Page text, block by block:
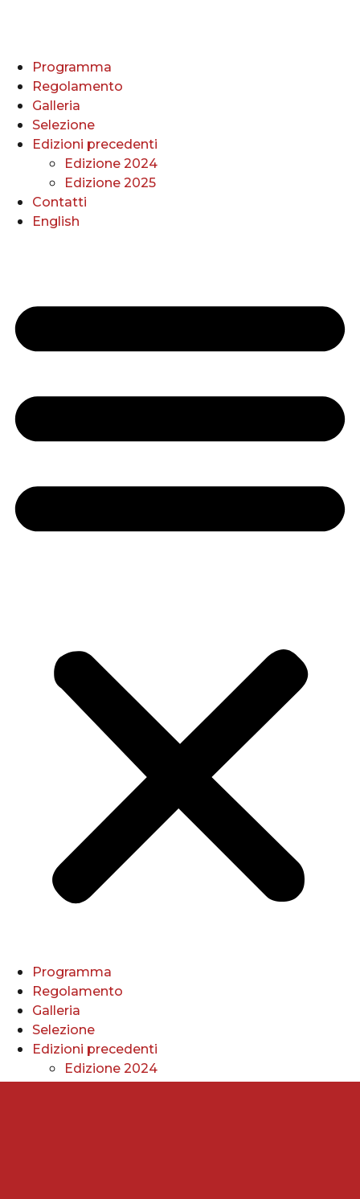
Programma
Regolamento
Galleria
Selezione
Edizioni precedenti
Edizione 2024
Edizione 2025
Contatti
English
Programma
Regolamento
Galleria
Selezione
Edizioni precedenti
Edizione 2024